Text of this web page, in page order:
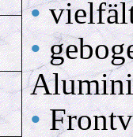
•
•
•